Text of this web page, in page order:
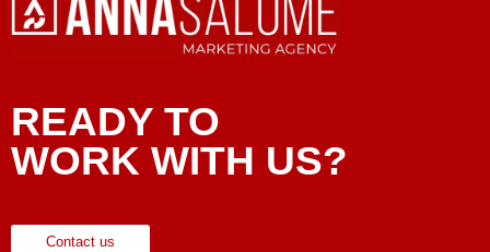
READY TO
WORK WITH US?
Contact us